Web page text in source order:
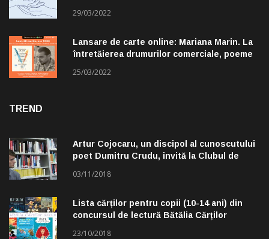
29/03/2022
Lansare de carte online: Mariana Marin. La
întretăierea drumurilor comerciale, poeme
25/03/2022
TREND
Artur Cojocaru, un discipol al cunoscutului
poet Dumitru Crudu, invită la Clubul de
03/11/2018
Lista cărților pentru copii (10-14 ani) din
concursul de lectură Bătălia Cărților
23/10/2018